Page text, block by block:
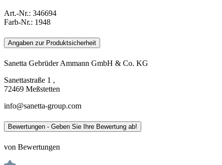
Art.-Nr.: 346694
Farb-Nr.: 1948
Angaben zur Produktsicherheit
Sanetta Gebrüder Ammann GmbH & Co. KG
Sanettastraße 1 ,
72469 Meßstetten
info@sanetta-group.com
Bewertungen - Geben Sie Ihre Bewertung ab!
von Bewertungen